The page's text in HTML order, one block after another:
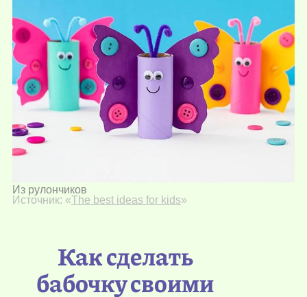
Из рулончиков
Источник: «The best ideas for kids»
Как сделать
бабочку своими